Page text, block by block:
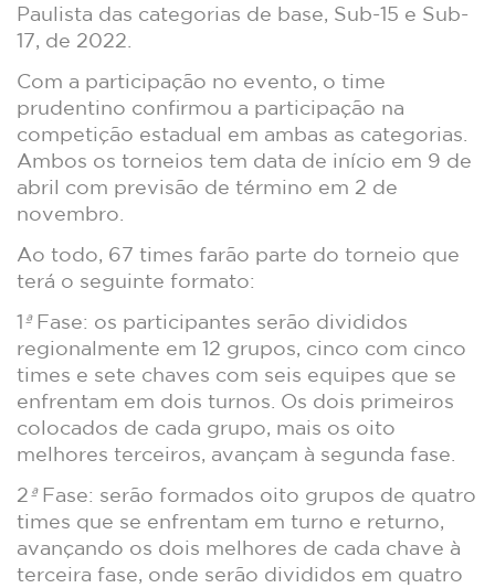
Paulista das categorias de base, Sub-15 e Sub-
17, de 2022.
Com a participação no evento, o time
prudentino confirmou a participação na
competição estadual em ambas as categorias.
Ambos os torneios tem data de início em 9 de
abril com previsão de término em 2 de
novembro.
Ao todo, 67 times farão parte do torneio que
terá o seguinte formato:
1ªFase: os participantes serão divididos
regionalmente em 12 grupos, cinco com cinco
times e sete chaves com seis equipes que se
enfrentam em dois turnos. Os dois primeiros
colocados de cada grupo, mais os oito
melhores terceiros, avançam à segunda fase.
2ªFase: serão formados oito grupos de quatro
times que se enfrentam em turno e returno,
avançando os dois melhores de cada chave à
terceira fase, onde serão divididos em quatro